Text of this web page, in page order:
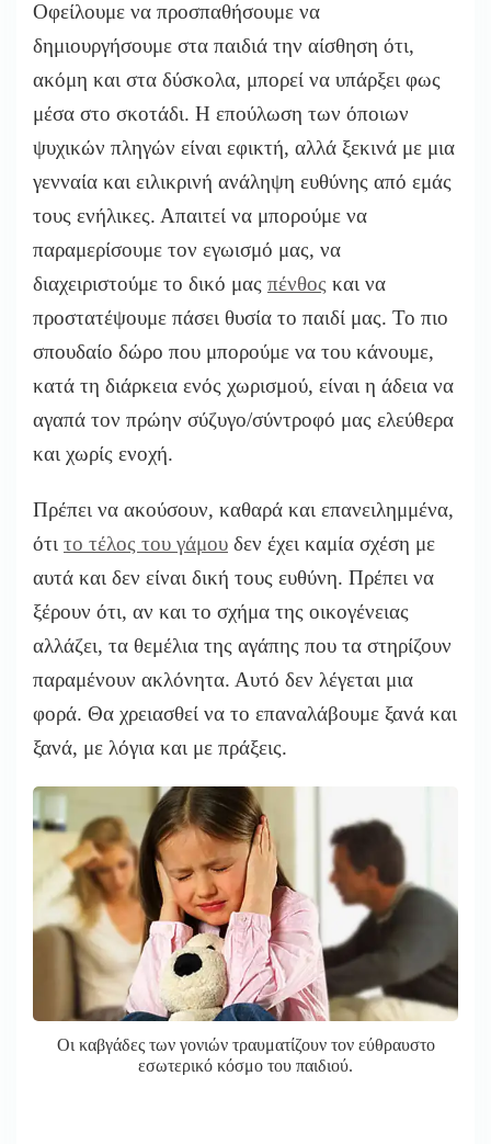
Οφείλουμε να προσπαθήσουμε να
δημιουργήσουμε στα παιδιά την αίσθηση ότι,
ακόμη και στα δύσκολα, μπορεί να υπάρξει φως
μέσα στο σκοτάδι. Η επούλωση των όποιων
ψυχικών πληγών είναι εφικτή, αλλά ξεκινά με μια
γενναία και ειλικρινή ανάληψη ευθύνης από εμάς
τους ενήλικες. Απαιτεί να μπορούμε να
παραμερίσουμε τον εγωισμό μας, να
διαχειριστούμε το δικό μας πένθος και να
προστατέψουμε πάσει θυσία το παιδί μας. Το πιο
σπουδαίο δώρο που μπορούμε να του κάνουμε,
κατά τη διάρκεια ενός χωρισμού, είναι η άδεια να
αγαπά τον πρώην σύζυγο/σύντροφό μας ελεύθερα
και χωρίς ενοχή.
Πρέπει να ακούσουν, καθαρά και επανειλημμένα,
ότι το τέλος του γάμου δεν έχει καμία σχέση με
αυτά και δεν είναι δική τους ευθύνη. Πρέπει να
ξέρουν ότι, αν και το σχήμα της οικογένειας
αλλάζει, τα θεμέλια της αγάπης που τα στηρίζουν
παραμένουν ακλόνητα. Αυτό δεν λέγεται μια
φορά. Θα χρειασθεί να το επαναλάβουμε ξανά και
ξανά, με λόγια και με πράξεις.
Οι καβγάδες των γονιών τραυματίζουν τον εύθραυστο
εσωτερικό κόσμο του παιδιού.